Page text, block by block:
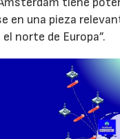
en una pieza
norte de Europa”.